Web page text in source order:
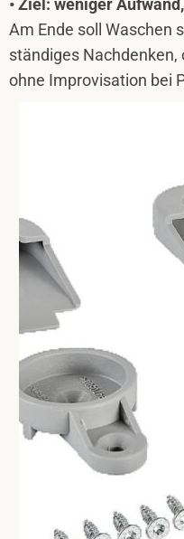
• Ziel: weniger
Am Ende soll Waschen
ständiges
ohne Improvisation bei